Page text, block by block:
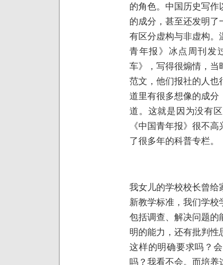
的角色。中国历史写
的成分，甚至还发明
有区分虚构与非虚构。
青年报》冰点周刊发
车》，写得很煽情，当
范文，他们报社的人也
道里有很多想像的成分
道。这就是因为没有
《中国青年报》很不
了很多年的科普专栏。
我女儿的学校校长曾给
新教学标准，我们学
包括调查、解决问题的
明的能力，还有批判
这样的明确要求吗？
吗？我看不会。而培养